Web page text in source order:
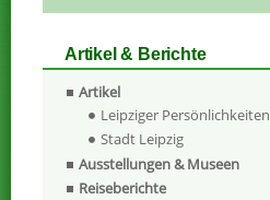
Artikel & Berichte
Artikel
Leipziger Persönlichkeiten
Stadt Leipzig
Ausstellungen & Museen
Reiseberichte